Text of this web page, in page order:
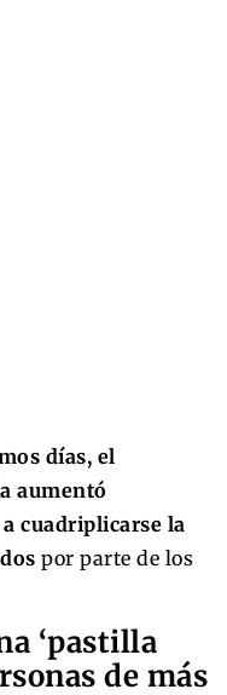
días, el
aumentó
cuadriplicarse la
por parte de los
‘pastilla
de más